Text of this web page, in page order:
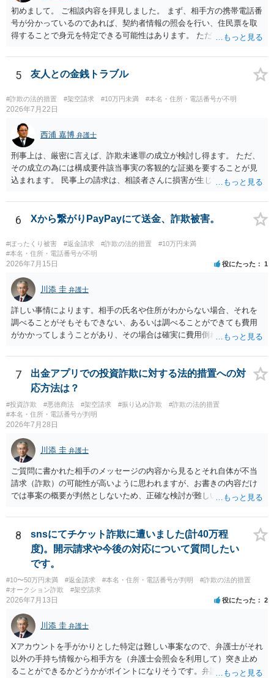
初めまして。 ご相談内容を拝見しました。 まず、相手方の携帯電話番
号が分かっているのであれば、契約者情報の照会を行い、住民票を取
得することで身元を特定できる可能性はあります。 ただ、他人名義の
ろです。 LINEについても、詐欺の事案であれば照会できる可能性はあ
りますが、携帯電話の番号を経由する方法より難しくなります。 身元
を特定した後は、返金の理屈があるかどうかを確認していきます。 基
本的に贈与に該当する場合には返金請求ができません。 詐欺を含め、
当方に返金の理屈があるかどうかを確認していきます。 さらに、渡し
た金額について、裏付けがあるかどうかも精査します。 上記を経て、
身元の特定、返金の理屈があると判断できるのであれば、まずは交渉
からスタートすることになるでしょう。 ご理解のとおり、詐欺である
ことの立証は簡単ではありません。 刑事事件化が出来るのであれば、
返金交渉で有利になる可能性がありますが、民事上の詐欺の立証以上
に難しいところがあります。 こちらについては、一度、最寄りの警察
良いかと思います。
5 友人との金銭トラブル
#詐欺の法的措置 #架空請求 #10万円未満 #本名・住所・電話番号が不明
2026年7月22日
西浦 嘉博 弁護士
刑事上は、厳密に言えば、詐欺未遂罪の成立が検討し得ます。 ただ、
その成立の為には構成要件該当事実の客観的な証拠を要することが見
込まれます。 民事上の請求は、相談者さんに損害が生じていない以
い場合、最寄りの法律事務所での相談を検討ください。 上記、ご参考
ください。
6 Xから繋がりPayPayにて送金、詐欺被害。
#ぼったくり被害 #返金請求 #詐欺の法的措置
#10万円未満
#本名・住所・電話番号が不明
2026年7月15日 役にたった 1
川添 圭 弁護士
詳しい事情によります。相手の氏名や住所がわからない場合、それを
調べることがそもそもできない、あるいは調べることができても費用
がかかってしまうことがあり、その場合は確実に費用倒れになりそう
7
出金アプリでの投資詐欺に対する法的措置への対
応方法は？
#投資詐欺 #悪徳商法 #架空請求 #振り込め詐欺
#詐欺の法的措置
#本名・住所・電話番号が判明
2026年7月28日
川添 圭 弁護士
ご質問に書かれた相手のメッセージの内容から見るとそれ自体が不当
請求（詐欺）の可能性が高いように思われますが、お書きの内容だけ
では事案の概要が判然としないため、正確な検討が難しいです。例え
画面を見て貰いながらアドバイスう受けた方が確実です。
8
snsにてチケット詐欺に遭いました(計40万程
度)。開示請求や今後の対応について質問したい
です。
#10〜50万円未満 #返金請求 #本名・住所・電話番号が判明
#詐欺の法的措置
#オークション詐欺
#架空請求
2026年7月13日 役にたった 2
川添 圭 弁護士
Xアカウントを手がかりとした特定は難しい事案なので、弁護士がそれ
以外の手持ち情報から相手方を（弁護士会照会を利用して）突き止め
ることができるかどうかがポイントになりそうです。弁護士による調